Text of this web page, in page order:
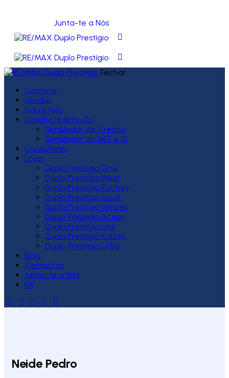
Junta-te a Nós
Fechar
Comprar
Vender
Sobre Nós
Crédito Habitação
Simulador de Crédito
Simulador de IMT e IS
Consultores
Lojas
Duplo Prestígio One
Duplo Prestígio West
Duplo Prestígio Factory
Duplo Prestígio Local
Duplo Prestígio Várzea
Duplo Prestígio Action
Duplo Prestígio Link
Duplo Prestígio Raízes
Duplo Prestígio Urbis
Blog
Contactos
Junta-te a Nós
EN
Neide Pedro